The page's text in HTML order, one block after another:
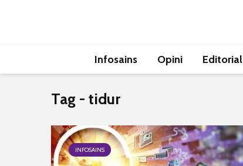
Infosains Opini Editorial
Tag - tidur
INFOSAINS